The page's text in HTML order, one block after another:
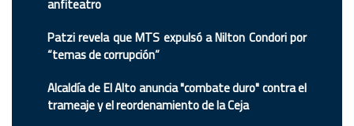
Patzi revela que MTS expulsó a Nilton Condori por
“temas de corrupción”
Alcaldía de El Alto anuncia "combate duro" contra el
trameaje y el reordenamiento de la Ceja